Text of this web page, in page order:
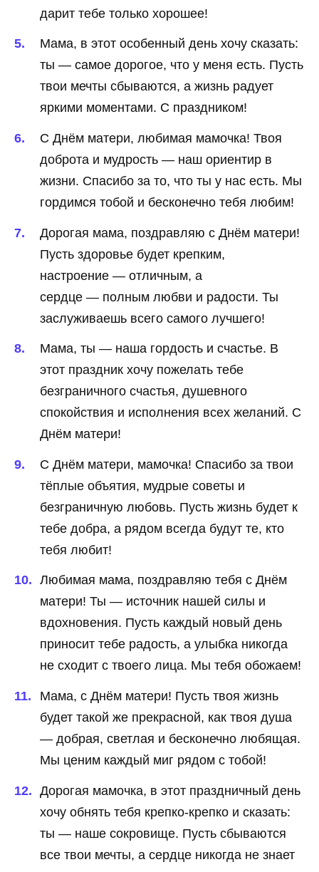
дарит тебе только хорошее!
Мама, в этот особенный день хочу сказать:
ты — самое дорогое, что у меня есть. Пусть
твои мечты сбываются, а жизнь радует
яркими моментами. С праздником!
С Днём матери, любимая мамочка! Твоя
доброта и мудрость — наш ориентир в
жизни. Спасибо за то, что ты у нас есть. Мы
гордимся тобой и бесконечно тебя любим!
Дорогая мама, поздравляю с Днём матери!
Пусть здоровье будет крепким,
настроение — отличным, а
сердце — полным любви и радости. Ты
заслуживаешь всего самого лучшего!
Мама, ты — наша гордость и счастье. В
этот праздник хочу пожелать тебе
безграничного счастья, душевного
спокойствия и исполнения всех желаний. С
Днём матери!
С Днём матери, мамочка! Спасибо за твои
тёплые объятия, мудрые советы и
безграничную любовь. Пусть жизнь будет к
тебе добра, а рядом всегда будут те, кто
тебя любит!
Любимая мама, поздравляю тебя с Днём
матери! Ты — источник нашей силы и
вдохновения. Пусть каждый новый день
приносит тебе радость, а улыбка никогда
не сходит с твоего лица. Мы тебя обожаем!
Мама, с Днём матери! Пусть твоя жизнь
будет такой же прекрасной, как твоя душа
— добрая, светлая и бесконечно любящая.
Мы ценим каждый миг рядом с тобой!
Дорогая мамочка, в этот праздничный день
хочу обнять тебя крепко-крепко и сказать:
ты — наше сокровище. Пусть сбываются
все твои мечты, а сердце никогда не знает